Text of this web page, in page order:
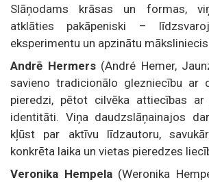
Slāņodams krāsas un formas,
atklāties pakāpeniski –
eksperimentu un apzinātu
Andrē Hermers (André Hemer,
savieno tradicionālo glezniecību ar
pieredzi, pētot cilvēka attiecības ar
identitāti. Viņa daudzslāņainajos
kļūst par aktīvu līdzautoru,
konkrēta laika un vietas pieredzes
Veronika Hempela (Weronika